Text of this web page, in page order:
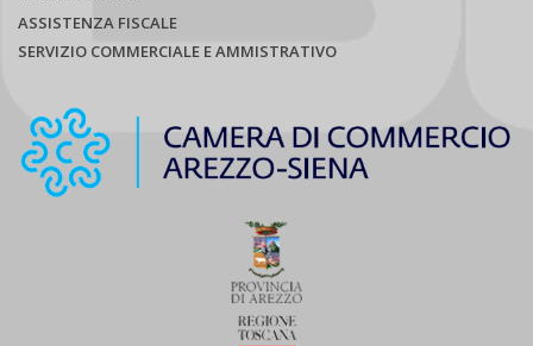
ASSISTENZA FISCALE
SERVIZIO COMMERCIALE E AMMISTRATIVO